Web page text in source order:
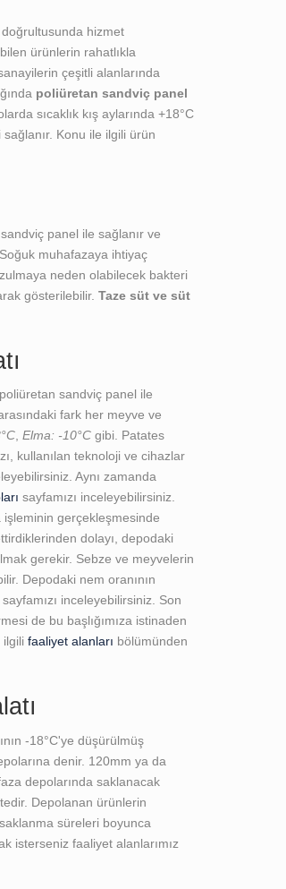
hizmet
ürünlerin rahatlıkla
çeşitli alanlarında
poliüretan sandviç panel
sıcaklık kış aylarında +18°C
sağlanır. Konu ile ilgili ürün
sandviç panel ile sağlanır ve
muhafazaya ihtiyaç
neden olabilecek bakteri
gösterilebilir. Taze süt ve süt
poliüretan sandviç panel ile
fark her meyve ve
, Elma: -10°C gibi. Patates
kullanılan teknoloji ve cihazlar
Aynı zamanda
sayfamızı inceleyebilirsiniz.
gerçekleşmesinde
dolayı, depodaki
gerekir. Sebze ve meyvelerin
Depodaki nem oranının
sayfamızı inceleyebilirsiniz. Son
de bu başlığımıza istinaden
ilgili faaliyet alanları bölümünden
-18°C'ye düşürülmüş
denir. 120mm ya da
depolarında saklanacak
Depolanan ürünlerin
süreleri boyunca
isterseniz faaliyet alanlarımız